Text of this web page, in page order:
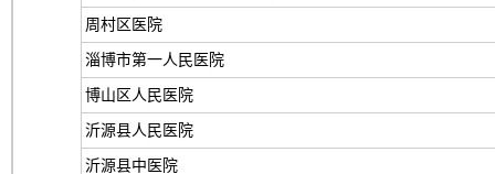
周村区医院
淄博市第一人民医院
博山区人民医院
沂源县人民医院
沂源县中医院